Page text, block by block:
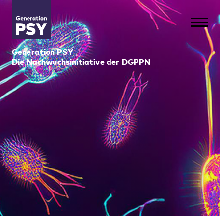
Generation PSY
Die Nachwuchsinitiative der DGPPN